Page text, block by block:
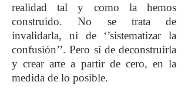
realidad tal y como la hemos
construido. No se trata de
invalidarla, ni de ‘’sistematizar la
confusión’’. Pero sí de deconstruirla
y crear arte a partir de cero, en la
medida de lo posible.